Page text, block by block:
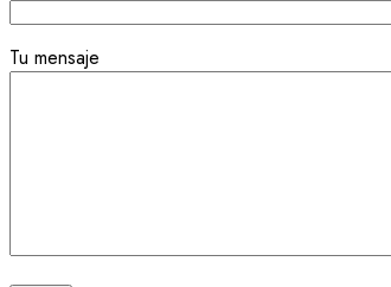
Tu mensaje